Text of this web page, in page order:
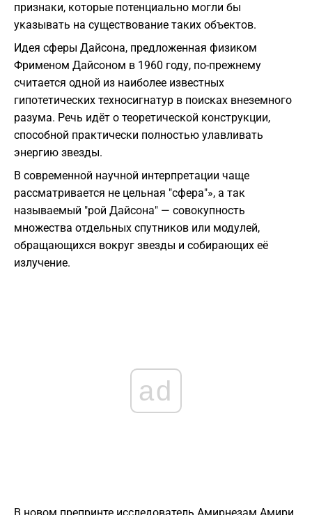
признаки, которые потенциально могли бы
указывать на существование таких объектов.
Идея сферы Дайсона, предложенная физиком
Фрименом Дайсоном в 1960 году, по-прежнему
считается одной из наиболее известных
гипотетических техносигнатур в поисках внеземного
разума. Речь идёт о теоретической конструкции,
способной практически полностью улавливать
энергию звезды.
В современной научной интерпретации чаще
рассматривается не цельная "сфера"», а так
называемый "рой Дайсона" — совокупность
множества отдельных спутников или модулей,
обращающихся вокруг звезды и собирающих её
излучение.
ad